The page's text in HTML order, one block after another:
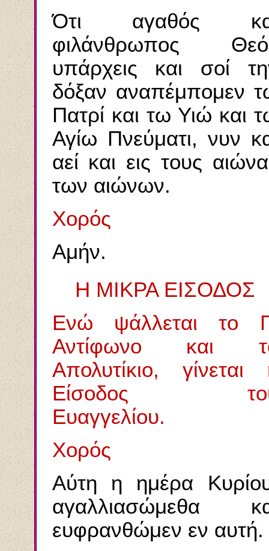
Ότι αγαθός
φιλάνθρωπος
υπάρχεις και σοί
δόξαν αναπέμπομεν
Πατρί και τω Υιώ και
Αγίω Πνεύματι, νυν
αεί και εις τους
των αιώνων.
Χορός
Αμήν.
Η ΜΙΚΡΑ ΕΙΣΟΔΟΣ
Ενώ ψάλλεται το
Αντίφωνο και
Απολυτίκιο, γίνεται
Είσοδος
Ευαγγελίου.
Χορός
Αύτη η ημέρα
αγαλλιασώμεθα
ευφρανθώμεν εν αυτή.